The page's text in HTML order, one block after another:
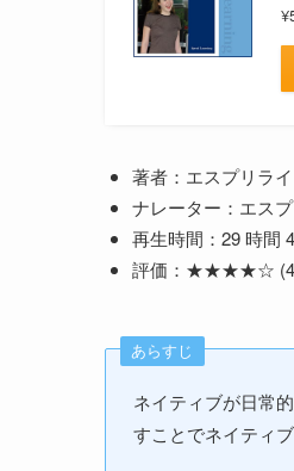
著者：エスプリラ
ナレーター：エス
再生時間：29 時間
評価：★★★★☆
あらすじ
ネイティブが日常
すことでネイティ